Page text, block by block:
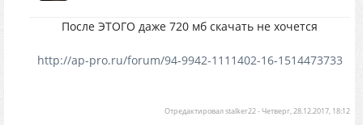
После ЭТОГО даже 720 мб скачать не хочется
http://ap-pro.ru/forum/94-9942-1111402-16-1514473733
Отредактировалstalker22-Четверг, 28.12.2017, 18:12